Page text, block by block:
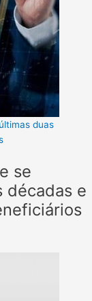
duas
se
décadas e